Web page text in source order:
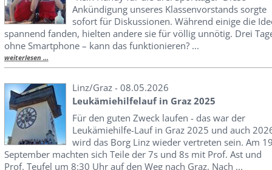
Ankündigung unseres Klassenvorstands sorgte
sofort für Diskussionen. Während einige die
spannend fanden, hielten andere sie für völlig unnötig. Drei
ohne Smartphone – kann das funktionieren? ...
weiterlesen ...
Linz/Graz - 08.05.2026
Leukämiehilfelauf in Graz 2025
Für den guten Zweck laufen - das war der
Leukämiehilfe-Lauf in Graz 2025 und auch
wird das Borg Linz wieder vertreten sein. Am
September machten sich Teile der 7s und 8s mit Prof. Ast und
Prof. Teufel um 8:30 Uhr auf den Weg nach Graz. Nach ...